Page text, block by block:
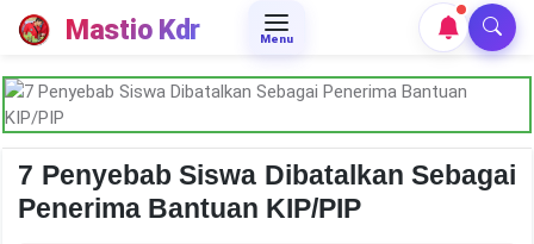
Mastio Kdr Menu
7 Penyebab Siswa Dibatalkan Sebagai
Penerima Bantuan KIP/PIP